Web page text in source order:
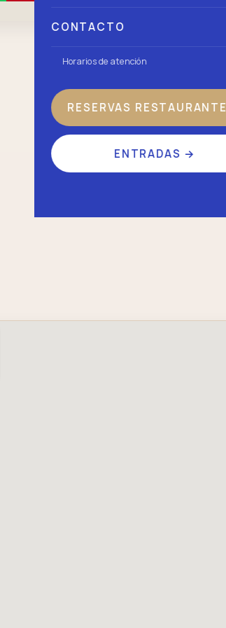
CONTACTO
Horarios de atención
RESERVAS RESTAURANTE
ENTRADAS →